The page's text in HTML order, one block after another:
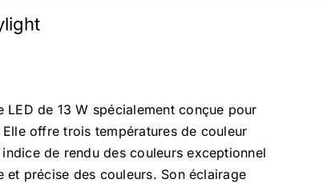
de 13 W spécialement conçue pour
offre trois températures de couleur
de rendu des couleurs exceptionnel
précise des couleurs. Son éclairage